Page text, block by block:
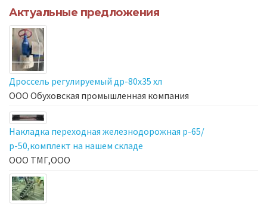
Актуальные предложения
Дроссель регулируемый др-80х35 хл
ООО Обуховская промышленная компания
Накладка переходная железнодорожная р-65/
р-50,комплект на нашем складе
ООО ТМГ,ООО